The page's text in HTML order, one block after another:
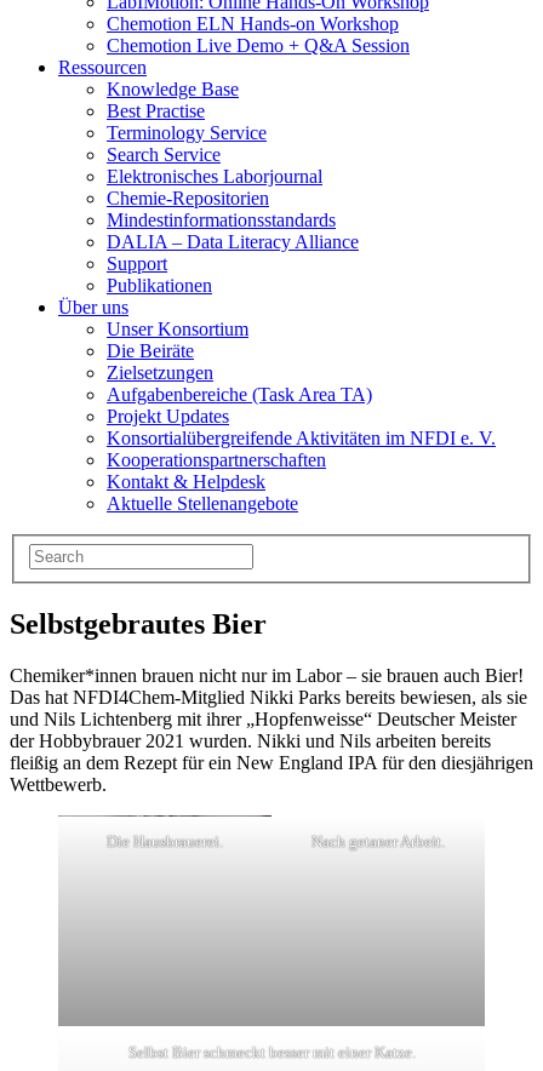
Chemotion ELN Hands-on Workshop
Chemotion Live Demo + Q&A Session
Ressourcen
Knowledge Base
Best Practise
Terminology Service
Search Service
Elektronisches Laborjournal
Chemie-Repositorien
Mindestinformationsstandards
DALIA – Data Literacy Alliance
Support
Publikationen
Über uns
Unser Konsortium
Die Beiräte
Zielsetzungen
Aufgabenbereiche (Task Area TA)
Projekt Updates
Konsortialübergreifende Aktivitäten im NFDI e. V.
Kooperationspartnerschaften
Kontakt & Helpdesk
Aktuelle Stellenangebote
Selbstgebrautes Bier
Chemiker*innen brauen nicht nur im Labor – sie brauen auch Bier!
Das hat NFDI4Chem-Mitglied Nikki Parks bereits bewiesen, als sie
und Nils Lichtenberg mit ihrer „Hopfenweisse“ Deutscher Meister
der Hobbybrauer 2021 wurden. Nikki und Nils arbeiten bereits
fleißig an dem Rezept für ein New England IPA für den diesjährigen
Wettbewerb.
Die Hausbrauerei. Nach getaner Arbeit.
Selbst Bier schmeckt besser mit einer Katze.